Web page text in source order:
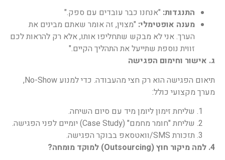
התנגדות: "אנחנו כבר עובדים עם ספק."
מענה אופטימלי: "מצוין, זה אומר שאתם מבינים את
הערך. אני לא מבקש שתחליפו אותו, אלא רק להראות לכם
זווית נוספת שתייעל את התהליך הקיים."
ג. אישור וחימום הפגישה
תיאום הפגישה הוא רק חצי מהעבודה. כדי למנוע No-Show,
מערך מקצועי כולל:
שליחת זימון ליומן מיד עם סיום השיחה.
שליחת "חומר מחמם" (Case Study) יומיים לפני הפגישה.
תזכורת SMS/וואטסאפ בבוקר הפגישה.
4. למה מיקור חוץ(Outsourcing) למוקד מומחה?